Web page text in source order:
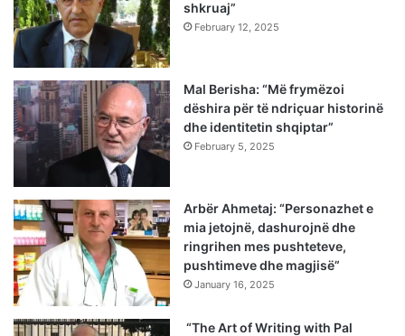
shkruaj”
February 12, 2025
Mal Berisha: “Më frymëzoi
dëshira për të ndriçuar historinë
dhe identitetin shqiptar”
February 5, 2025
Arbër Ahmetaj: “Personazhet e
mia jetojnë, dashurojnë dhe
ringrihen mes pushteteve,
pushtimeve dhe magjisë”
January 16, 2025
“The Art of Writing with Pal